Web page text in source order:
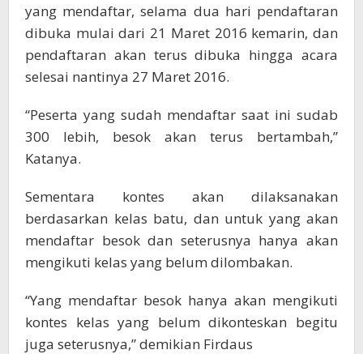
yang mendaftar, selama dua hari pendaftaran
dibuka mulai dari 21 Maret 2016 kemarin, dan
pendaftaran akan terus dibuka hingga acara
selesai nantinya 27 Maret 2016.
“Peserta yang sudah mendaftar saat ini sudab
300 lebih, besok akan terus bertambah,”
Katanya.
Sementara kontes akan dilaksanakan
berdasarkan kelas batu, dan untuk yang akan
mendaftar besok dan seterusnya hanya akan
mengikuti kelas yang belum dilombakan.
“Yang mendaftar besok hanya akan mengikuti
kontes kelas yang belum dikonteskan begitu
juga seterusnya,” demikian Firdaus